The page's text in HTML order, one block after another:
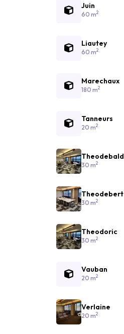
Juin
60 m2
Liautey
60 m2
Marechaux
180 m2
Tanneurs
20 m2
Theodebald
30 m2
Theodebert
30 m2
Theodoric
30 m2
Vauban
20 m2
Verlaine
20 m2